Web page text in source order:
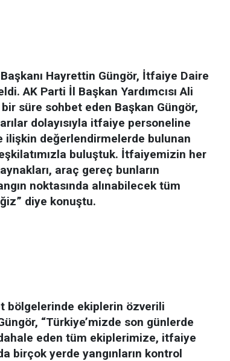
Hayrettin Güngör, İtfaiye Daire
AK Parti İl Başkan Yardımcısı Ali
süre sohbet eden Başkan Güngör,
dolayısıyla itfaiye personeline
değerlendirmelerde bulunan
buluştuk. İtfaiyemizin her
araç gereç bunların
noktasında alınabilecek tüm
diye konuştu.
bölgelerinde ekiplerin özverili
“Türkiye’mizde son günlerde
eden tüm ekiplerimize, itfaiye
birçok yerde yangınların kontrol